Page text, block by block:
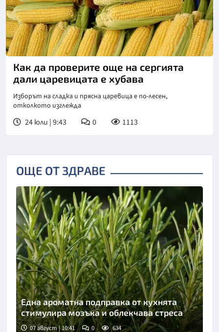
Как да проверите още на сергията
дали царевицата е хубава
Изборът на сладка и прясна царевица е по-лесен,
отколкото изглежда
24 юли | 9:43 0 1113
ОЩЕ ОТ ЗДРАВЕ
Една ароматна подправка от кухнята
стимулира мозъка и облекчава стреса
07 август | 10:41 0 634